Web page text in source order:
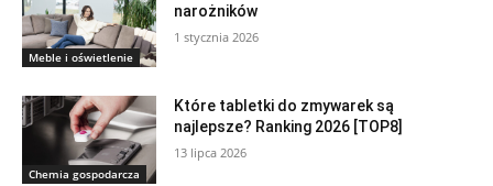
Meble i oświetlenie
narożników
1 stycznia 2026
Chemia gospodarcza
Które tabletki do zmywarek są
najlepsze? Ranking 2026 [TOP8]
13 lipca 2026